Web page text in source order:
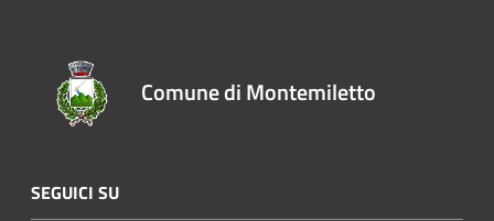
Comune di Montemiletto
SEGUICI SU